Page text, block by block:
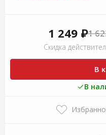
1 249 ₽1
Скидка
В
В